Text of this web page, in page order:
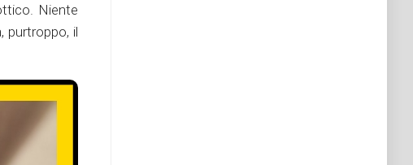
Niente
purtroppo, il